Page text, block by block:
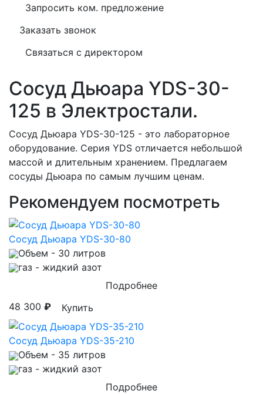
Запросить ком. предложение
Заказать звонок
Связаться с директором
Сосуд Дьюара YDS-30-
125 в Электростали.
Сосуд Дьюара YDS-30-125 - это лабораторное
оборудование. Серия YDS отличается небольшой
массой и длительным хранением. Предлагаем
сосуды Дьюара по самым лучшим ценам.
Рекомендуем посмотреть
Сосуд Дьюара YDS-30-80
Объем - 30 литров
газ - жидкий азот
Подробнее
48 300 ₽ Купить
Сосуд Дьюара YDS-35-210
Объем - 35 литров
газ - жидкий азот
Подробнее